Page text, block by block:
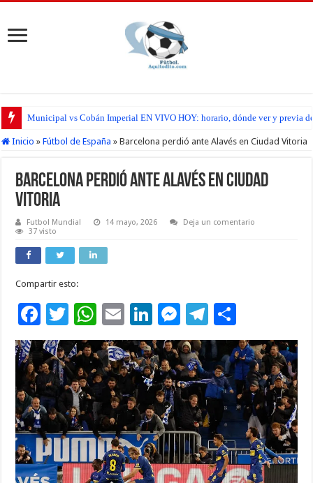
Municipal vs Cobán Imperial EN VIVO HOY: horario, dónde ver y previa
Inicio » Fútbol de España » Barcelona perdió ante Alavés en Ciudad Vitoria
Barcelona perdió ante Alavés en Ciudad
Vitoria
Futbol Mundial 14 mayo, 2026
Deja un comentario
37 visto
Compartir esto:
F
ac
e
b
o
o
k
T
wi
tt
er
W
h
at
sA
p
p
E
m
ai
l
Li
n
k
e
dI
n
M
es
se
n
g
er
T
el
e
gr
a
m
o
m
p
ar
ti
r